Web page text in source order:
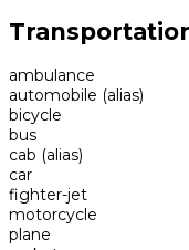
ambulance
automobile (alias)
bicycle
bus
cab (alias)
car
fighter-jet
motorcycle
plane